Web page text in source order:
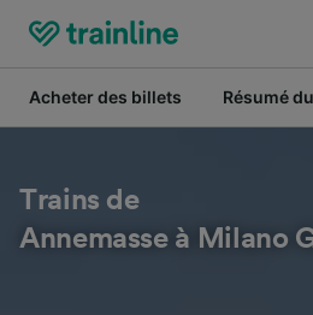
Acheter des billets Résumé
Trains de
Annemasse à Milano